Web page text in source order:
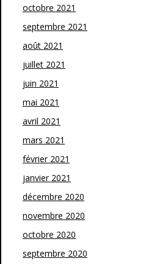
octobre 2021
septembre 2021
août 2021
juillet 2021
juin 2021
mai 2021
avril 2021
mars 2021
février 2021
janvier 2021
décembre 2020
novembre 2020
octobre 2020
septembre 2020